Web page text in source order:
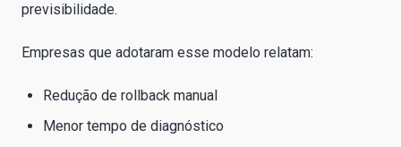
previsibilidade.
Empresas que adotaram esse modelo relatam:
Redução de rollback manual
Menor tempo de diagnóstico